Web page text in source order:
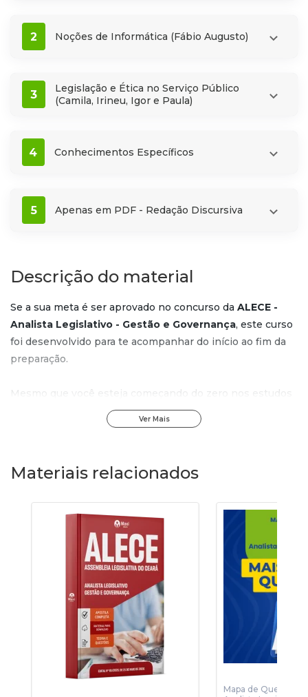
2 Noções de Informática (Fábio Augusto)
3
Legislação e Ética no Serviço Público
(Camila, Irineu, Igor e Paula)
4 Conhecimentos Específicos
5 Apenas em PDF - Redação Discursiva
Descrição do material
Se a sua meta é ser aprovado no concurso da ALECE -
Analista Legislativo - Gestão e Governança, este curso
foi desenvolvido para te acompanhar do início ao fim da
preparação.
Mesmo que você esteja começando do zero nos estudos
para concursos, o conteúdo foi estruturado para oferecer
um percurso claro, organizado e sem complicações,
Elas apresentam os temas de forma objetiva, com
estudo mais leve e eficiente.
MOTIVOS PARA ESTUDAR COM ESTE CURSO:
Aulas em vídeocom explicações claras e dinâmicas,
acompanhadas de slides que ajudam a fixar o conteúdo;
Material atualizado conforme o último edital e sem
Professores especialistasem concursos, que ensinam
de forma prática e direta;
, para você estudar sempre
Ver Mais
Materiais relacionados
Mapa de Questões